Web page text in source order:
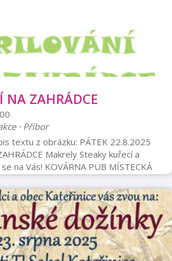
NA ZAHRÁDCE
· Příbor
textu z obrázku: PÁTEK 22.8.2025
Makrely Steaky kuřecí a
na Vás! KOVÁRNA PUB MÍSTECKÁ